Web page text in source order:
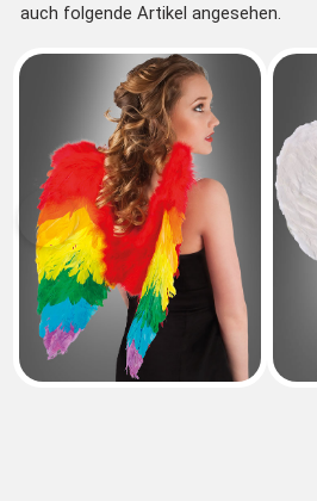
auch folgende Artikel angesehen.
Vorherige